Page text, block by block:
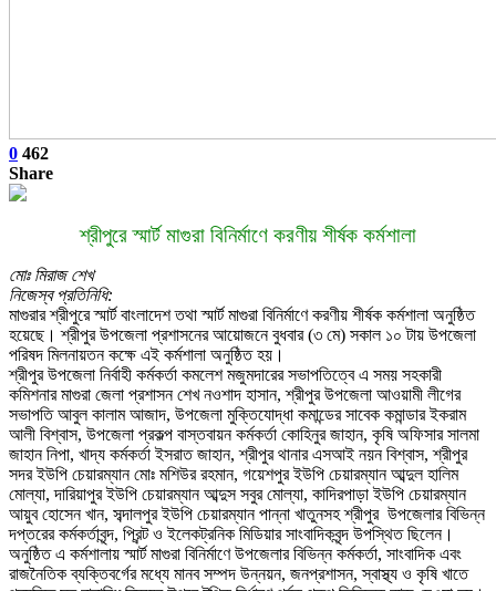
0 462
Share
শ্রীপুরে স্মার্ট মাগুরা বিনির্মাণে করণীয় শীর্ষক কর্মশালা
মোঃ মিরাজ শেখ
নিজেস্ব প্রতিনিধি:
মাগুরার শ্রীপুরে স্মার্ট বাংলাদেশ তথা স্মার্ট মাগুরা বিনির্মাণে করণীয় শীর্ষক কর্মশালা অনুষ্ঠিত
হয়েছে। শ্রীপুর উপজেলা প্রশাসনের আয়োজনে বুধবার (৩ মে) সকাল ১০ টায় উপজেলা
পরিষদ মিলনায়তন কক্ষে এই কর্মশালা অনুষ্ঠিত হয়।
শ্রীপুর উপজেলা নির্বাহী কর্মকর্তা কমলেশ মজুমদারের সভাপতিত্বে এ সময় সহকারী
কমিশনার মাগুরা জেলা প্রশাসন শেখ নওশাদ হাসান, শ্রীপুর উপজেলা আওয়ামী লীগের
সভাপতি আবুল কালাম আজাদ, উপজেলা মুক্তিযোদ্ধা কমান্ডের সাবেক কমান্ডার ইকরাম
আলী বিশ্বাস, উপজেলা প্রকল্প বাস্তবায়ন কর্মকর্তা কোহিনুর জাহান, কৃষি অফিসার সালমা
জাহান নিপা, খাদ্য কর্মকর্তা ইসরাত জাহান, শ্রীপুর থানার এসআই নয়ন বিশ্বাস, শ্রীপুর
সদর ইউপি চেয়ারম্যান মোঃ মশিউর রহমান, গয়েশপুর ইউপি চেয়ারম্যান আব্দুল হালিম
মোল্যা, দারিয়াপুর ইউপি চেয়ারম্যান আব্দুস সবুর মোল্যা, কাদিরপাড়া ইউপি চেয়ারম্যান
আয়ুব হোসেন খান, সব্দালপুর ইউপি চেয়ারম্যান পান্না খাতুনসহ শ্রীপুর উপজেলার বিভিন্ন
দপ্তরের কর্মকর্তাবৃন্দ, প্রিন্ট ও ইলেকট্রনিক মিডিয়ার সাংবাদিকবৃন্দ উপস্থিত ছিলেন।
অনুষ্ঠিত এ কর্মশালায় স্মার্ট মাগুরা বিনির্মাণে উপজেলার বিভিন্ন কর্মকর্তা, সাংবাদিক এবং
রাজনৈতিক ব্যক্তিবর্গের মধ্যে মানব সম্পদ উন্নয়ন, জনপ্রশাসন, স্বাস্থ্য ও কৃষি খাতে